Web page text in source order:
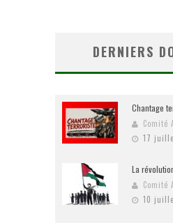
DERNIERS
Chantage
Comité
17
La
Comité
10